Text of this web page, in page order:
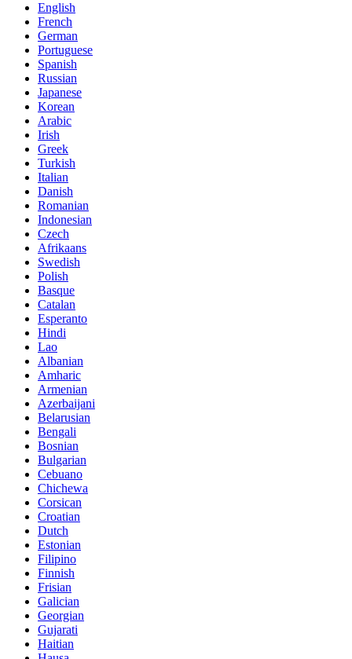
English
French
German
Portuguese
Spanish
Russian
Japanese
Korean
Arabic
Irish
Greek
Turkish
Italian
Danish
Romanian
Indonesian
Czech
Afrikaans
Swedish
Polish
Basque
Catalan
Esperanto
Hindi
Lao
Albanian
Amharic
Armenian
Azerbaijani
Belarusian
Bengali
Bosnian
Bulgarian
Cebuano
Chichewa
Corsican
Croatian
Dutch
Estonian
Filipino
Finnish
Frisian
Galician
Georgian
Gujarati
Haitian